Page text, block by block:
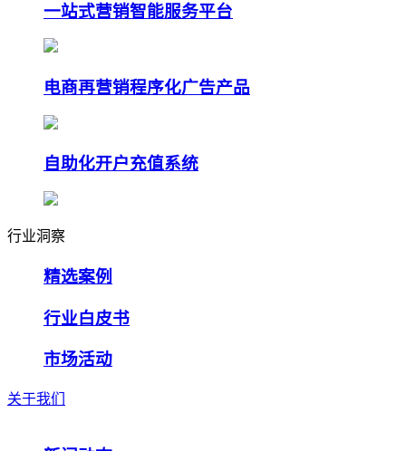
一站式营销智能服务平台
电商再营销程序化广告产品
自助化开户充值系统
行业洞察
精选案例
行业白皮书
市场活动
关于我们